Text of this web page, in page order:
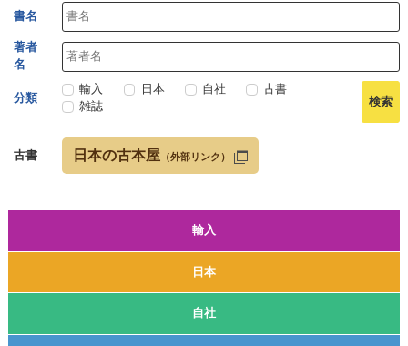
輸入
日本
自社
書名
著者
名
分類
輸入 日本 自社
古書
雑誌
古書 日本の古本屋 （外部リンク）